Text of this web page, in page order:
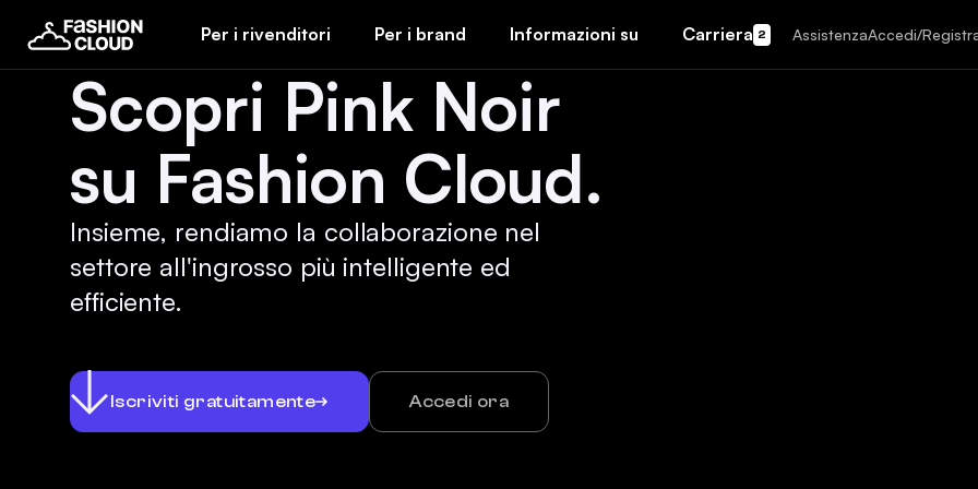
Per i rivenditori Per i brand Informazioni su Carriera 2 AssistenzaAccedi/
Scopri Pink Noir
su Fashion Cloud.
Insieme, rendiamo la collaborazione nel
settore all'ingrosso più intelligente ed
efficiente.
Iscriviti gratuitamente Accedi ora